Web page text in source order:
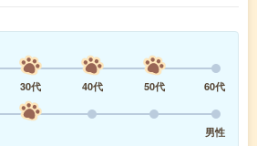
30代 40代 50代
60代
男性